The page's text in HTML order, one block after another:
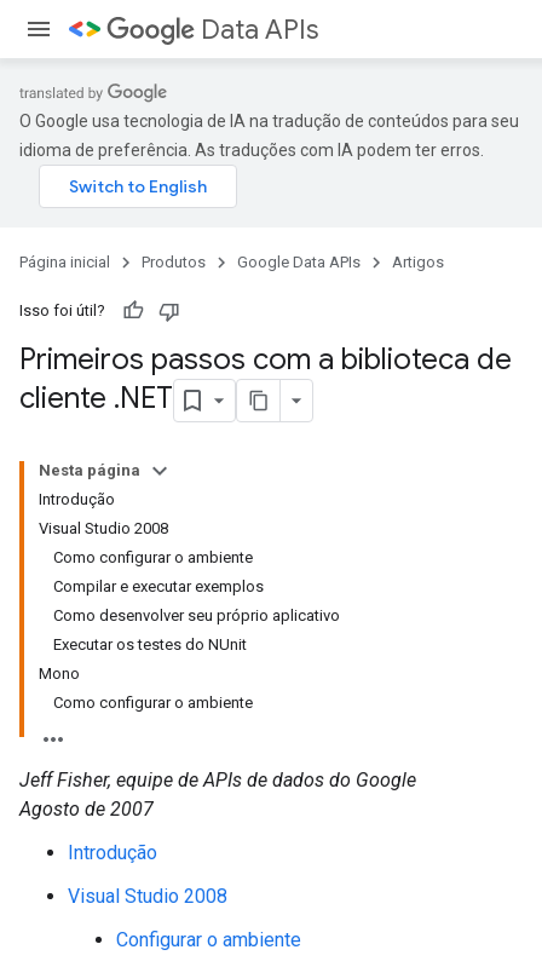
Data APIs
O Google usa tecnologia de IA na tradução de conteúdos para seu
idioma de preferência. As traduções com IA podem ter erros.
Página inicial Produtos Google Data APIs Artigos
Isso foi útil?
Primeiros passos com a biblioteca de
cliente .NET
Nesta página
Introdução
Visual Studio 2008
Como configurar o ambiente
Compilar e executar exemplos
Como desenvolver seu próprio aplicativo
Executar os testes do NUnit
Mono
Como configurar o ambiente
Jeff Fisher, equipe de APIs de dados do Google
Agosto de 2007
Introdução
Visual Studio 2008
Configurar o ambiente